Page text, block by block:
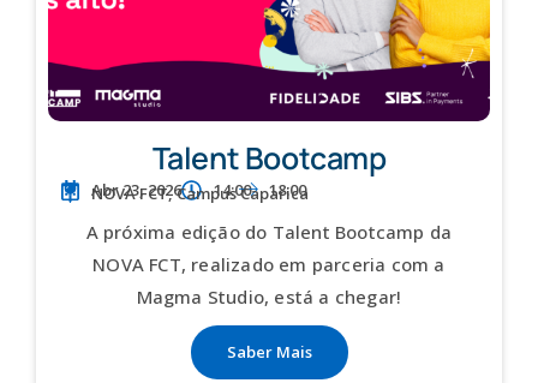
Talent Bootcamp
Abr 23, 2026 14:00 18:00
NOVA FCT, Campus Caparica
A próxima edição do Talent Bootcamp da
NOVA FCT, realizado em parceria com a
Magma Studio, está a chegar!
Saber Mais